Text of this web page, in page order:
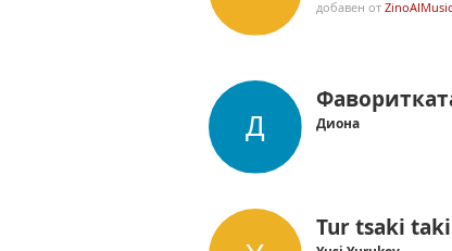
добавен отZinoAIMusic
Диона
Tur tsaki